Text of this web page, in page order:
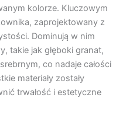
kolorze. Kluczowym
zaprojektowany z
Dominują w nim
takie jak głęboki granat,
co nadaje całości
materiały zostały
trwałość i estetyczne